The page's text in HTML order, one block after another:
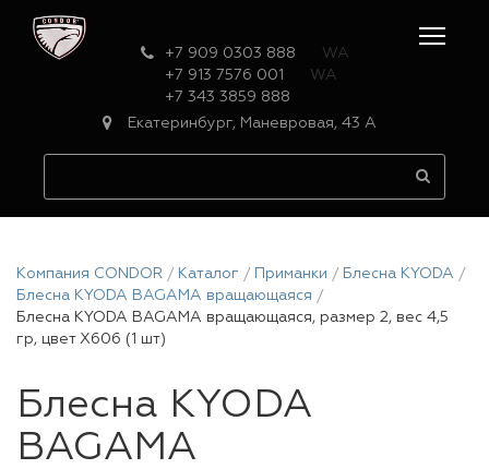
+7 909 0303 888
WA
+7 913 7576 001
WA
+7 343 3859 888
Екатеринбург, Маневровая, 43 А
Компания CONDOR Каталог Приманки
Блесна KYODA
Блесна KYODA BAGAMA вращающаяся
Блесна KYODA BAGAMA вращающаяся, размер 2, вес 4,5
гр, цвет X606 (1 шт)
Блесна KYODA
BAGAMA